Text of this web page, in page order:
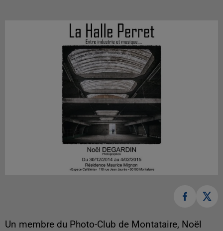
Un membre du Photo-Club de Montataire, Noël